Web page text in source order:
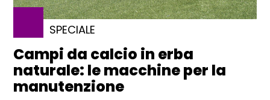
SPECIALE
Campi da calcio in erba
naturale: le macchine per la
manutenzione